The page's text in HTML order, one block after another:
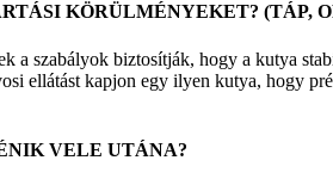
KÖRÜLMÉNYEKET? (TÁP,
szabályok biztosítják, hogy a kutya
ellátást kapjon egy ilyen kutya, hogy
VELE UTÁNA?